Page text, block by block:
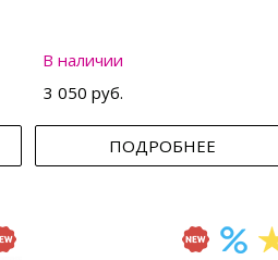
В наличии
3 050 руб.
ПОДРОБНЕЕ